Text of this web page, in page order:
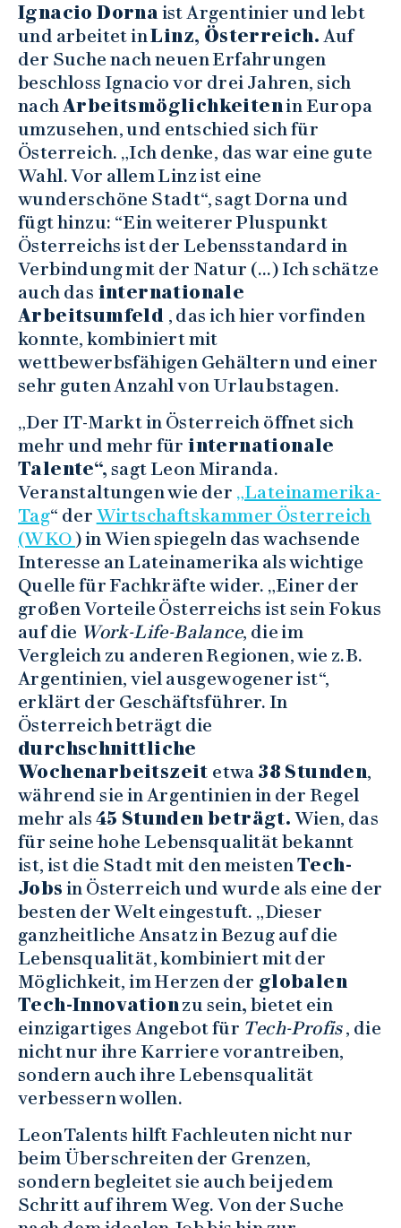
Ignacio Dornaist Argentinier und lebt
und arbeitet inLinz, Österreich. Auf
der Suche nach neuen Erfahrungen
beschloss Ignacio vor drei Jahren, sich
nachArbeitsmöglichkeitenin Europa
umzusehen, und entschied sich für
Österreich. „Ich denke, das war eine gute
Wahl. Vor allem Linz ist eine
wunderschöne Stadt“, sagt Dorna und
fügt hinzu: “Ein weiterer Pluspunkt
Österreichs ist der Lebensstandard in
Verbindung mit der Natur (…) Ich schätze
auch das internationale
Arbeitsumfeld , das ich hier vorfinden
konnte, kombiniert mit
wettbewerbsfähigen Gehältern und einer
sehr guten Anzahl von Urlaubstagen.
„Der IT-Markt in Österreich öffnet sich
mehr und mehr für internationale
Talente“, sagt Leon Miranda.
Veranstaltungen wie der „Lateinamerika-
Tag“ der Wirtschaftskammer Österreich
(WKO) in Wien spiegeln das wachsende
Interesse an Lateinamerika als wichtige
Quelle für Fachkräfte wider. „Einer der
großen Vorteile Österreichs ist sein Fokus
auf die Work-Life-Balance, die im
Vergleich zu anderen Regionen, wie z.B.
Argentinien, viel ausgewogener ist“,
erklärt der Geschäftsführer. In
Österreich beträgt die
durchschnittliche
Wochenarbeitszeit etwa 38 Stunden,
während sie in Argentinien in der Regel
mehr als 45 Stunden beträgt. Wien, das
für seine hohe Lebensqualität bekannt
ist, ist die Stadt mit den meistenTech-
Jobs in Österreich und wurde als eine der
besten der Welt eingestuft. „Dieser
ganzheitliche Ansatz in Bezug auf die
Lebensqualität, kombiniert mit der
Möglichkeit, im Herzen der globalen
Tech-Innovationzu sein, bietet ein
einzigartiges Angebot für Tech-Profis, die
nicht nur ihre Karriere vorantreiben,
sondern auch ihre Lebensqualität
verbessern wollen.
LeonTalents hilft Fachleuten nicht nur
beim Überschreiten der Grenzen,
sondern begleitet sie auch bei jedem
Schritt auf ihrem Weg. Von der Suche